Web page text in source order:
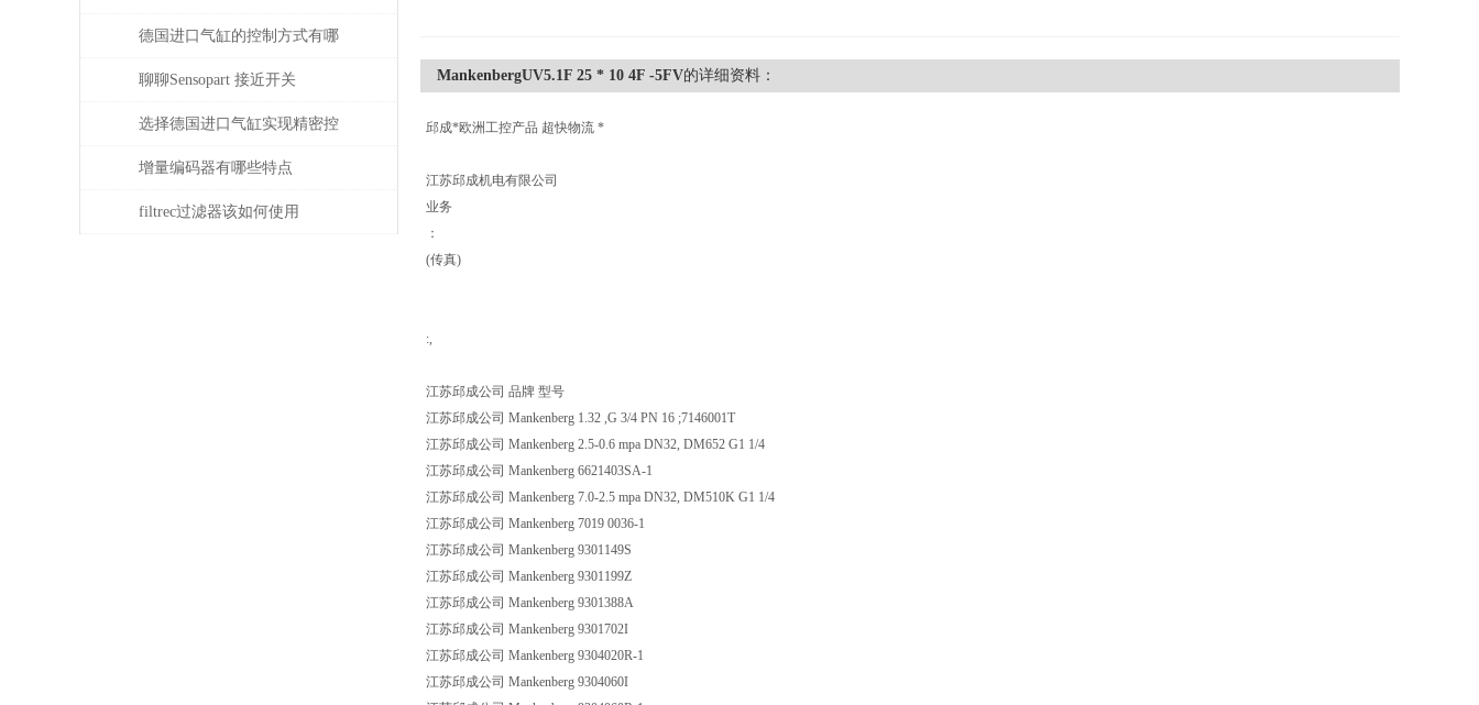
意事项？
德国进口气缸的控制方式有哪
些？
聊聊Sensopart 接近开关
选择德国进口气缸实现精密控
制和动力传输
增量编码器有哪些特点
filtrec过滤器该如何使用
MankenbergUV5.1F 25 * 10 4F -5FV的详细资料：
邱成*欧洲工控产品 超快物流 *
江苏邱成机电有限公司
业务
：
(传真)
:,
江苏邱成公司 品牌 型号
江苏邱成公司 Mankenberg 1.32 ,G 3/4 PN 16 ;7146001T
江苏邱成公司 Mankenberg 2.5-0.6 mpa DN32, DM652 G1 1/4
江苏邱成公司 Mankenberg 6621403SA-1
江苏邱成公司 Mankenberg 7.0-2.5 mpa DN32, DM510K G1 1/4
江苏邱成公司 Mankenberg 7019 0036-1
江苏邱成公司 Mankenberg 9301149S
江苏邱成公司 Mankenberg 9301199Z
江苏邱成公司 Mankenberg 9301388A
江苏邱成公司 Mankenberg 9301702I
江苏邱成公司 Mankenberg 9304020R-1
江苏邱成公司 Mankenberg 9304060I